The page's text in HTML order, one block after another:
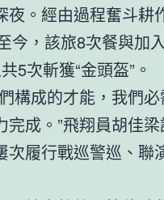
夜。經由過程奮斗耕
今，該旅8次餐與加
5次斬獲“金頭盔”。
構成的才能，我們
完成。”飛翔員胡佳
次履行戰巡警巡、聯